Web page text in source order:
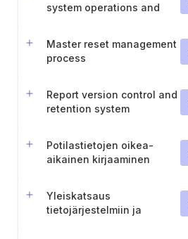
system operations and
Master reset management
process
Report version control and
retention system
Potilastietojen oikea-
aikainen kirjaaminen
Yleiskatsaus
tietojärjestelmiin ja